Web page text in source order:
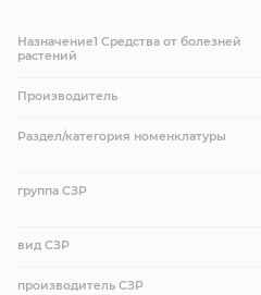
Назначение1 Средства от болезней
растений
Производитель
Раздел/категория номенклатуры
группа СЗР
вид СЗР
производитель СЗР